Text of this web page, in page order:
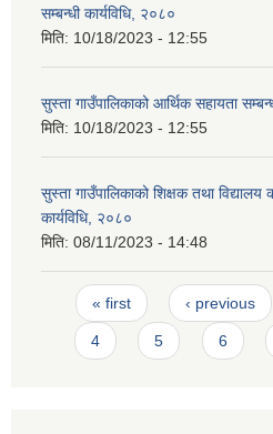
सम्बन्धी कार्यविधि, २०८०
मिति: 10/18/2023 - 12:55
सुस्ता गाउँपालिकाको आर्थिक सहायता
मिति: 10/18/2023 - 12:55
सुस्ता गाउँपालिकाको शिक्षक तथा विद्यालय
कार्यविधि, २०८०
मिति: 08/11/2023 - 14:48
Pages
« first ‹ previous
4 5 6